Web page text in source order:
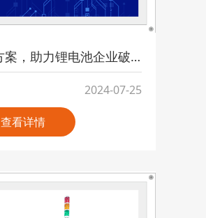
电解液检漏解决方案，助力锂电池企业破局而出
2024-07-25
查看详情